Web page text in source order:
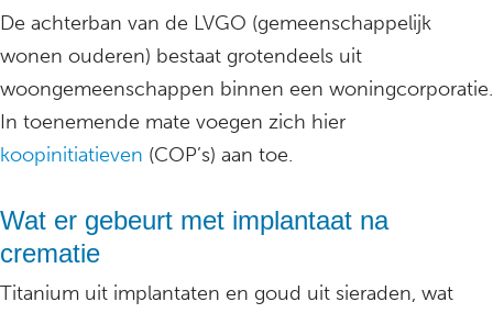
De achterban van de LVGO (gemeenschappelijk
wonen ouderen) bestaat grotendeels uit
woongemeenschappen binnen een woningcorporatie.
In toenemende mate voegen zich hier
koopinitiatieven (COP’s) aan toe.
Wat er gebeurt met implantaat na
crematie
Titanium uit implantaten en goud uit sieraden, wat